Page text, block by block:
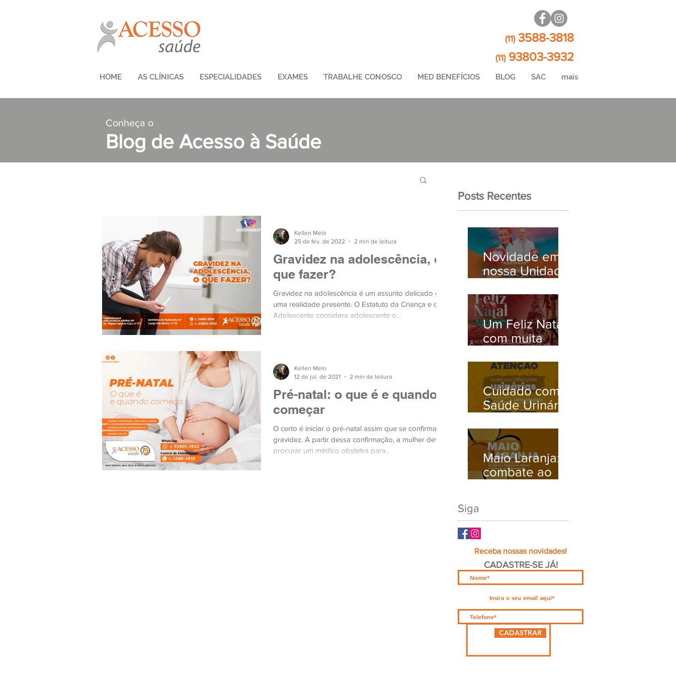
HOME AS CLÍNICAS ESPECIALIDADES EXAMES TRABALHE CONOSCO MED BENEFÍCIOS BLOG SAC mais
(11)3588-3818
(11)93803-3932
Conheça o
Blog de Acesso à Saúde
Gravidez na adolescência, o
que fazer?
Gravidez na adolescência é um assunto delicado e
uma realidade presente. O Estatuto da Criança e do
Adolescente considera adolescente o...
Kellen Melo
25 de fev. de 2022
2 min de leitura
Pré-natal: o que é e quando
começar
O certo é iniciar o pré-natal assim que se confirma a
gravidez. A partir dessa confirmação, a mulher deve
procurar um médico obstetra para..
Kellen Melo
12 de jul. de 2021
2 min de leitura
Posts Recentes
Novidade em
nossa Unidade
Parnaíba/SP!
Um Feliz Natal
com muita
toda família.
Cuidado com a
Saúde Urinária:
Problemas de
Infecção e
Busque Ajuda
Médica.
Maio Laranja:
combate ao
Siga
Receba nossas novidades!
CADASTRE-SE JÁ!
CADASTRAR